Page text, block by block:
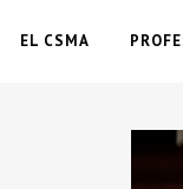
EL CSMA